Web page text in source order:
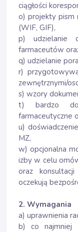
ciągłości
o) projekty pism
(WIF, GIF),
p) udzielanie
farmaceutów
q) udzielanie
r)
zewnętrznymi/
s) wzory
t) bardzo
farmaceutyczne
u)
MZ,
w) opcjonalna
izby w celu
oraz
oczekują
2. Wymagania
a) uprawnienia
b) co najmniej